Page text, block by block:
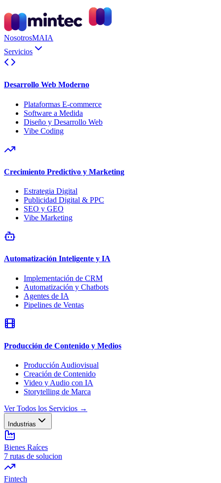
NosotrosMAIA
Servicios
Desarrollo Web Moderno
Plataformas E-commerce
Software a Medida
Diseño y Desarrollo Web
Vibe Coding
Crecimiento Predictivo y Marketing
Estrategia Digital
Publicidad Digital & PPC
SEO y GEO
Vibe Marketing
Automatización Inteligente y IA
Implementación de CRM
Automatización y Chatbots
Agentes de IA
Pipelines de Ventas
Producción de Contenido y Medios
Producción Audiovisual
Creación de Contenido
Video y Audio con IA
Storytelling de Marca
Ver Todos los Servicios →
Industrias
Bienes Raíces
7 rutas de solucion
Fintech